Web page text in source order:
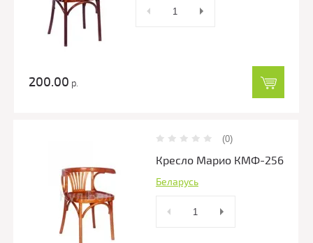
200.00 р.
(0)
Кресло Марио КМФ-256
Беларусь